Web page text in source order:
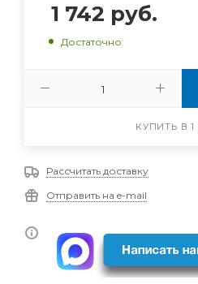
1 742 руб.
Достаточно
КУПИТЬ В
Рассчитать доставку
Отправить на e-mail